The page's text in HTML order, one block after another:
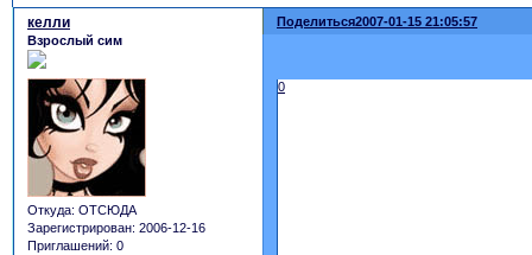
Поделиться2007-01-15 21:05:57
келли
Взрослый сим
Откуда: ОТСЮДА
Зарегистрирован: 2006-12-16
Приглашений: 0
0